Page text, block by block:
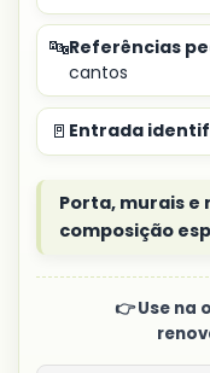
🔤Referências
cantos
🚪 Entrada
Porta, murais e
composição
👉 Use na